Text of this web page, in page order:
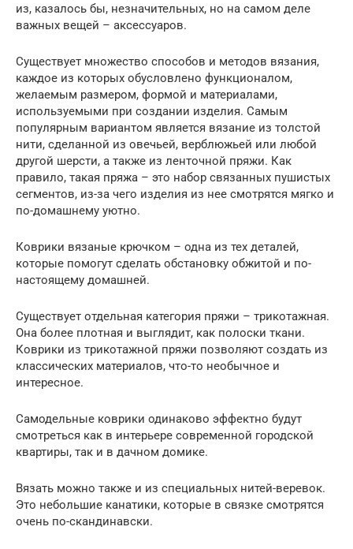
из, казалось бы, незначительных, но на самом деле
важных вещей – аксессуаров.
Существует множество способов и методов вязания,
каждое из которых обусловлено функционалом,
желаемым размером, формой и материалами,
используемыми при создании изделия. Самым
популярным вариантом является вязание из толстой
нити, сделанной из овечьей, верблюжьей или любой
другой шерсти, а также из ленточной пряжи. Как
правило, такая пряжа – это набор связанных пушистых
сегментов, из-за чего изделия из нее смотрятся мягко и
по-домашнему уютно.
Коврики вязаные крючком – одна из тех деталей,
которые помогут сделать обстановку обжитой и по-
настоящему домашней.
Существует отдельная категория пряжи – трикотажная.
Она более плотная и выглядит, как полоски ткани.
Коврики из трикотажной пряжи позволяют создать из
классических материалов, что-то необычное и
интересное.
Самодельные коврики одинаково эффектно будут
смотреться как в интерьере современной городской
квартиры, так и в дачном домике.
Вязать можно также и из специальных нитей-веревок.
Это небольшие канатики, которые в связке смотрятся
очень по-скандинавски.